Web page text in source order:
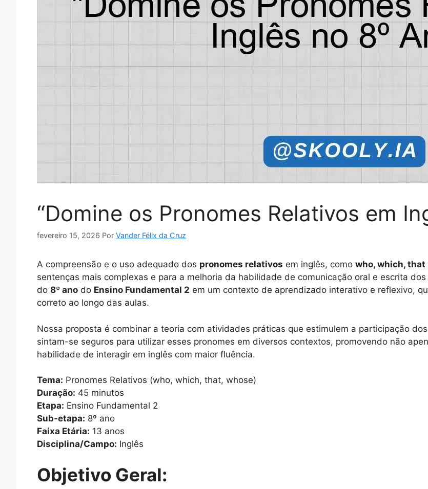
“Domine os Pronomes Relativos em
fevereiro 15, 2026 Por Vander Félix da Cruz
A compreensão e o uso adequado dos pronomes relativos em inglês, como who, which, that
sentenças mais complexas e para a melhoria da habilidade de comunicação oral e escrita
do 8º ano do Ensino Fundamental 2 em um contexto de aprendizado interativo e reflexivo,
correto ao longo das aulas.
Nossa proposta é combinar a teoria com atividades práticas que estimulem a participação
sintam-se seguros para utilizar esses pronomes em diversos contextos, promovendo não
habilidade de interagir em inglês com maior fluência.
Tema: Pronomes Relativos (who, which, that, whose)
Duração: 45 minutos
Etapa: Ensino Fundamental 2
Sub-etapa: 8º ano
Faixa Etária: 13 anos
Disciplina/Campo: Inglês
Objetivo Geral: